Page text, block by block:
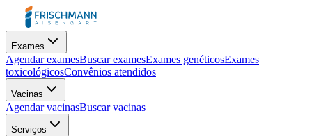
Exames
Agendar examesBuscar examesExames genéticosExames
toxicológicosConvênios atendidos
Vacinas
Agendar vacinasBuscar vacinas
Serviços